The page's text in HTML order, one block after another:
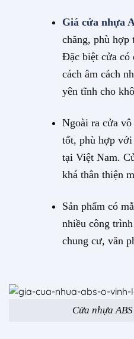
Giá cửa nhựa
chăng, phù hợp
Đặc biệt cửa có
cách âm cách
yên tĩnh cho
Ngoài ra cửa
tốt, phù hợp
tại Việt Nam.
khá thân thiện
Sản phẩm có
nhiều công
chung cư, văn
Cửa nhựa